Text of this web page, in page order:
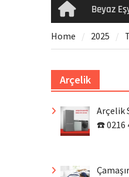
HomeBeyaz
Home 2025
Arçelik
Arçelik
☎️ 0216